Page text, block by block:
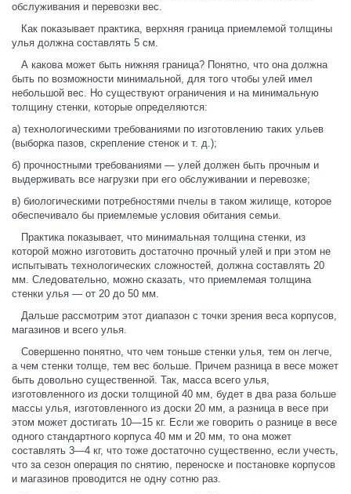
обслуживания и перевозки вес.
Как показывает практика, верхняя граница приемлемой толщины
улья должна составлять 5 см.
А какова может быть нижняя граница? Понятно, что она должна
быть по возможности минимальной, для того чтобы улей имел
небольшой вес. Но существуют ограничения и на минимальную
толщину стенки, которые определяются:
а) технологическими требованиями по изготовлению таких ульев
(выборка пазов, скрепление стенок и т. д.);
б) прочностными требованиями — улей должен быть прочным и
выдерживать все нагрузки при его обслуживании и перевозке;
в) биологическими потребностями пчелы в таком жилище, которое
обеспечивало бы приемлемые условия обитания семьи.
Практика показывает, что минимальная толщина стенки, из
которой можно изготовить достаточно прочный улей и при этом не
испытывать технологических сложностей, должна составлять 20
мм. Следовательно, можно сказать, что приемлемая толщина
стенки улья — от 20 до 50 мм.
Дальше рассмотрим этот диапазон с точки зрения веса корпусов,
магазинов и всего улья.
Совершенно понятно, что чем тоньше стенки улья, тем он легче,
а чем стенки толще, тем вес больше. Причем разница в весе может
быть довольно существенной. Так, масса всего улья,
изготовленного из доски толщиной 40 мм, будет в два раза больше
массы улья, изготовленного из доски 20 мм, а разница в весе при
этом может достигать 10—15 кг. Если же говорить о разнице в весе
одного стандартного корпуса 40 мм и 20 мм, то она может
составлять 3—4 кг, что тоже достаточно существенно, если учесть,
что за сезон операция по снятию, переноске и постановке корпусов
и магазинов проводится не одну сотню раз.